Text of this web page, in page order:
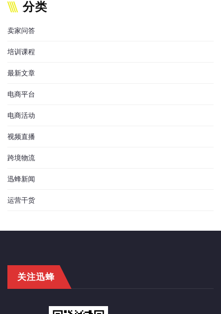
分类
卖家问答
培训课程
最新文章
电商平台
电商活动
视频直播
跨境物流
迅蜂新闻
运营干货
关注迅蜂